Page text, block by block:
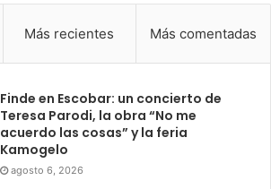
Más recientes Más comentadas
Finde en Escobar: un concierto de
Teresa Parodi, la obra “No me
acuerdo las cosas” y la feria
Kamogelo
agosto 6, 2026